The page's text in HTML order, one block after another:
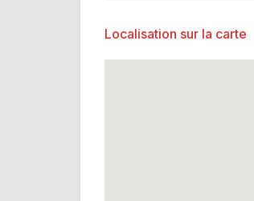
Localisation sur la carte